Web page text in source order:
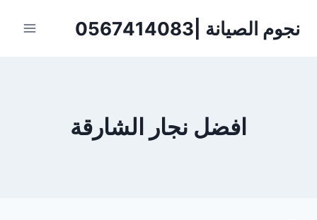
نجوم الصيانة |0567414083
‏افضل نجار الشارقة